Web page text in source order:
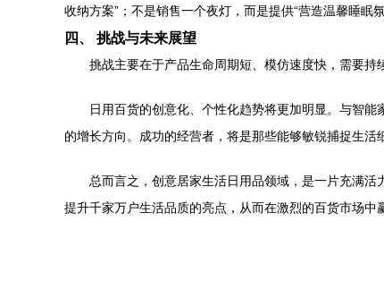
收纳方案”；不是销售一个夜灯，而是提供“营造温馨睡眠氛
四、 挑战与未来展望
挑战主要在于产品生命周期短、模仿速度快，需要持
日用百货的创意化、个性化趋势将更加明显。与智
的增长方向。成功的经营者，将是那些能够敏锐捕捉生活
总而言之，创意居家生活日用品领域，是一片充满活
提升千家万户生活品质的亮点，从而在激烈的百货市场中